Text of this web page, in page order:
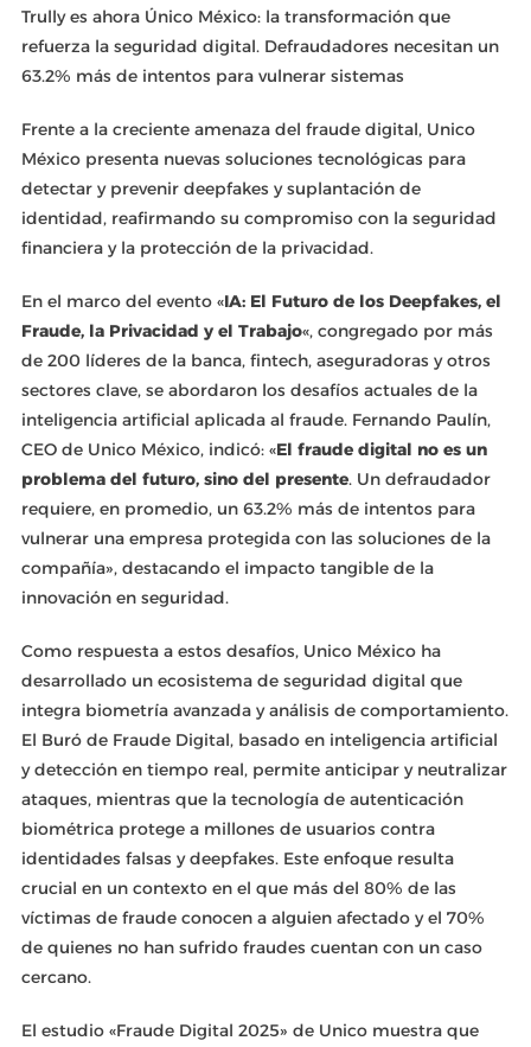
Trully es ahora Único México: la transformación que
refuerza la seguridad digital. Defraudadores necesitan un
63.2% más de intentos para vulnerar sistemas
Frente a la creciente amenaza del fraude digital, Unico
México presenta nuevas soluciones tecnológicas para
detectar y prevenir deepfakes y suplantación de
identidad, reafirmando su compromiso con la seguridad
financiera y la protección de la privacidad.
En el marco del evento «IA: El Futuro de los Deepfakes, el
Fraude, la Privacidad y el Trabajo«, congregado por más
de 200 líderes de la banca, fintech, aseguradoras y otros
sectores clave, se abordaron los desafíos actuales de la
inteligencia artificial aplicada al fraude. Fernando Paulín,
CEO de Unico México, indicó: «El fraude digital no es un
problema del futuro, sino del presente. Un defraudador
requiere, en promedio, un 63.2% más de intentos para
vulnerar una empresa protegida con las soluciones de la
compañía», destacando el impacto tangible de la
innovación en seguridad.
Como respuesta a estos desafíos, Unico México ha
desarrollado un ecosistema de seguridad digital que
integra biometría avanzada y análisis de comportamiento.
El Buró de Fraude Digital, basado en inteligencia artificial
y detección en tiempo real, permite anticipar y neutralizar
ataques, mientras que la tecnología de autenticación
biométrica protege a millones de usuarios contra
identidades falsas y deepfakes. Este enfoque resulta
crucial en un contexto en el que más del 80% de las
víctimas de fraude conocen a alguien afectado y el 70%
de quienes no han sufrido fraudes cuentan con un caso
cercano.
El estudio «Fraude Digital 2025» de Unico muestra que